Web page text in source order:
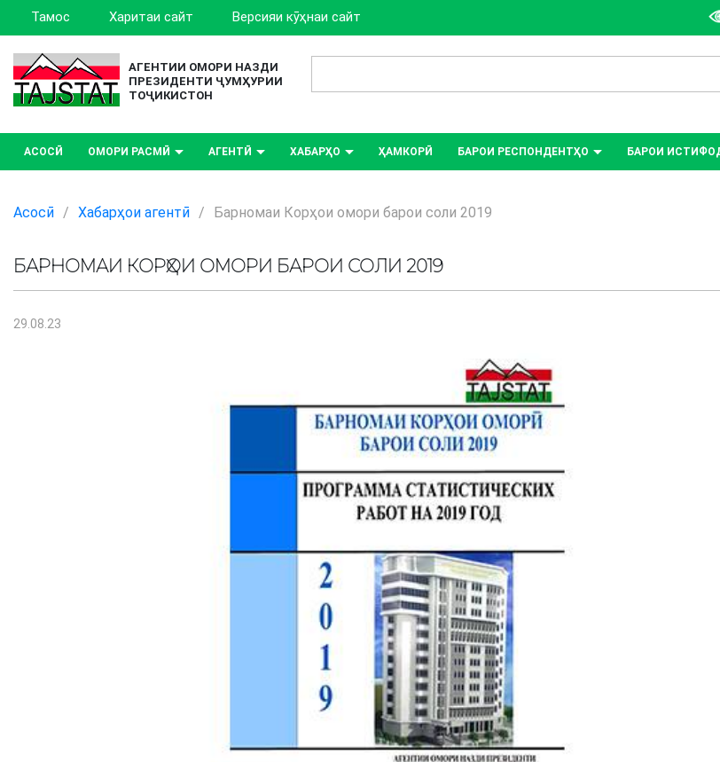
Тамос Харитаи сайт Версияи кӯҳнаи сайт
АГЕНТИИ ОМОРИ НАЗДИ
ПРЕЗИДЕНТИ ҶУМҲУРИИ
ТОҶИКИСТОН
АСОСӢ ОМОРИ РАСМӢ АГЕНТӢ ХАБАРҲО ҲАМКОРӢ БАРОИ РЕСПОНДЕНТҲО БАРОИ
Асосӣ / Хабарҳои агентӣ / Барномаи Корҳои омори барои соли 2019
БАРНОМАИ КОРҲОИ ОМОРИ БАРОИ СОЛИ 2019
29.08.23